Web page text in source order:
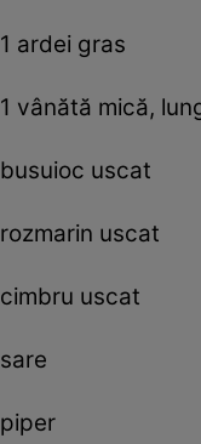
1 ardei gras
1 vânătă mică,
busuioc uscat
rozmarin uscat
cimbru uscat
sare
piper